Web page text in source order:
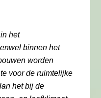
het
binnen het
worden
voor de ruimtelijke
het bij de